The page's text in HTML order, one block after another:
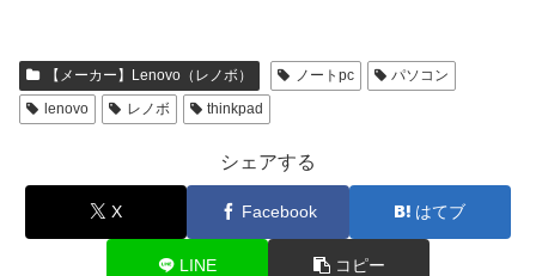
【メーカー】Lenovo（レノボ） ノートpc
パソコン
lenovo
レノボ thinkpad
シェアする
X Facebook はてブ
LINE コピー